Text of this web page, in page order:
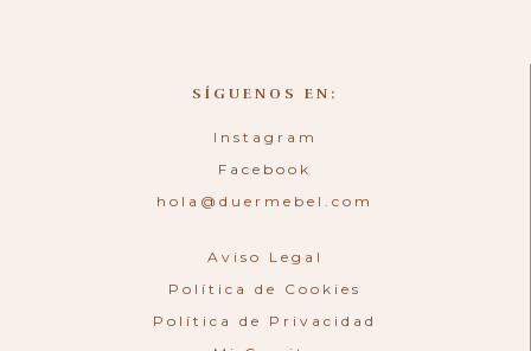
SÍGUENOS EN:
Instagram
Facebook
hola@duermebel.com
Aviso Legal
Política de Cookies
Política de Privacidad